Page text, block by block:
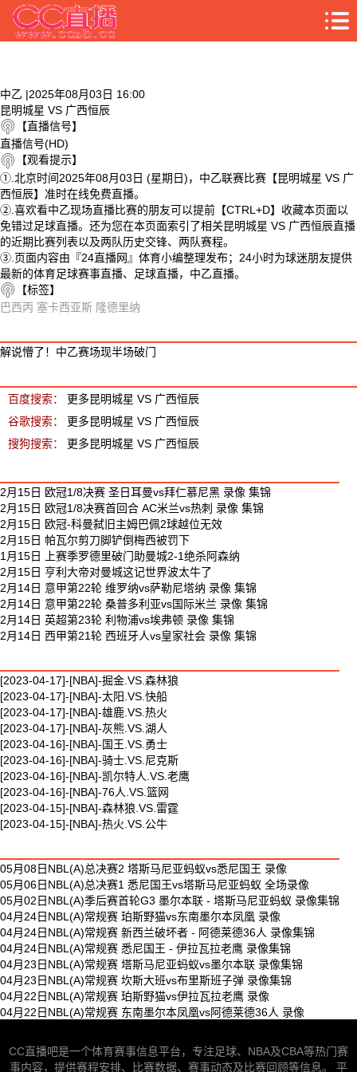
中乙 |2025年08月03日 16:00
昆明城星 VS 广西恒辰
【直播信号】
直播信号(HD)
【观看提示】
①.北京时间2025年08月03日 (星期日)，中乙联赛比赛【昆明城星 VS 广
西恒辰】准时在线免费直播。
②.喜欢看中乙现场直播比赛的朋友可以提前【CTRL+D】收藏本页面以
免错过足球直播。还为您在本页面索引了相关昆明城星 VS 广西恒辰直播
的近期比赛列表以及两队历史交锋、两队赛程。
③.页面内容由『24直播网』体育小编整理发布；24小时为球迷朋友提供
最新的体育足球赛事直播、足球直播，中乙直播。
【标签】
巴西丙 塞卡西亚斯 隆德里纳
解说懵了！中乙赛场现半场破门
百度搜索：
更多昆明城星 VS 广西恒辰
谷歌搜索：
更多昆明城星 VS 广西恒辰
搜狗搜索：
更多昆明城星 VS 广西恒辰
2月15日 欧冠1/8决赛 圣日耳曼vs拜仁慕尼黑 录像 集锦
2月15日 欧冠1/8决赛首回合 AC米兰vs热刺 录像 集锦
2月15日 欧冠-科曼弑旧主姆巴佩2球越位无效
2月15日 帕瓦尔剪刀脚铲倒梅西被罚下
1月15日 上赛季罗德里破门助曼城2-1绝杀阿森纳
2月15日 亨利大帝对曼城这记世界波太牛了
2月14日 意甲第22轮 维罗纳vs萨勒尼塔纳 录像 集锦
2月14日 意甲第22轮 桑普多利亚vs国际米兰 录像 集锦
2月14日 英超第23轮 利物浦vs埃弗顿 录像 集锦
2月14日 西甲第21轮 西班牙人vs皇家社会 录像 集锦
[2023-04-17]-[NBA]-掘金.VS.森林狼
[2023-04-17]-[NBA]-太阳.VS.快船
[2023-04-17]-[NBA]-雄鹿.VS.热火
[2023-04-17]-[NBA]-灰熊.VS.湖人
[2023-04-16]-[NBA]-国王.VS.勇士
[2023-04-16]-[NBA]-骑士.VS.尼克斯
[2023-04-16]-[NBA]-凯尔特人.VS.老鹰
[2023-04-16]-[NBA]-76人.VS.篮网
[2023-04-15]-[NBA]-森林狼.VS.雷霆
[2023-04-15]-[NBA]-热火.VS.公牛
05月08日NBL(A)总决赛2 塔斯马尼亚蚂蚁vs悉尼国王 录像
05月06日NBL(A)总决赛1 悉尼国王vs塔斯马尼亚蚂蚁 全场录像
05月02日NBL(A)季后赛首轮G3 墨尔本联 - 塔斯马尼亚蚂蚁 录像集锦
04月24日NBL(A)常规赛 珀斯野猫vs东南墨尔本凤凰 录像
04月24日NBL(A)常规赛 新西兰破坏者 - 阿德莱德36人 录像集锦
04月24日NBL(A)常规赛 悉尼国王 - 伊拉瓦拉老鹰 录像集锦
04月23日NBL(A)常规赛 塔斯马尼亚蚂蚁vs墨尔本联 录像集锦
04月23日NBL(A)常规赛 坎斯大班vs布里斯班子弹 录像集锦
04月22日NBL(A)常规赛 珀斯野猫vs伊拉瓦拉老鹰 录像
04月22日NBL(A)常规赛 东南墨尔本凤凰vs阿德莱德36人 录像
CC直播吧是一个体育赛事信息平台，专注足球、NBA及CBA等热门赛
事内容，提供赛程安排、比赛数据、赛事动态及比赛回顾等信息。 平